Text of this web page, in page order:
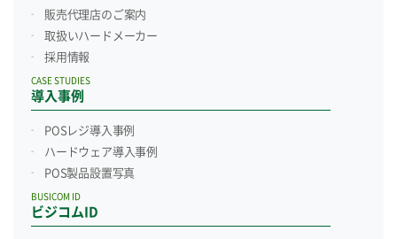
販売代理店のご案内
取扱いハードメーカー
採用情報
導入事例
CASE STUDIES
POSレジ導入事例
ハードウェア導入事例
POS製品設置写真
ビジコムID
BUSICOM ID